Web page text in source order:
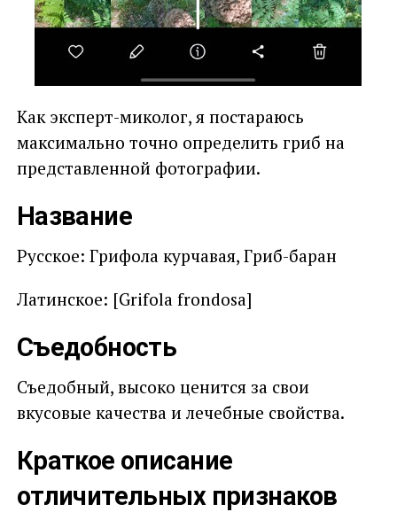
Как эксперт-миколог, я постараюсь
максимально точно определить гриб на
представленной фотографии.
Название
Русское: Грифола курчавая, Гриб-баран
Латинское: [Grifola frondosa]
Съедобность
Съедобный, высоко ценится за свои
вкусовые качества и лечебные свойства.
Краткое описание
отличительных признаков